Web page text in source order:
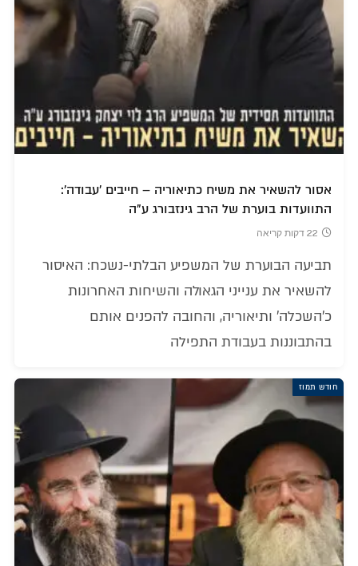
אסור להשאיר את משיח כתיאוריה – חייבים 'עבודה':
התוועדות בוערת של הרב גינזבורג ע"ה
22 דקות קריאה
תביעה הבוערת של המשפיע הבלתי-נשכח: האיסור
להשאיר את ענייני הגאולה והשיחות האחרונות
כ'השכלה' ותיאוריה, והחובה להפנים אותם
בהתבוננות בעבודת התפילה
חודש תמוז